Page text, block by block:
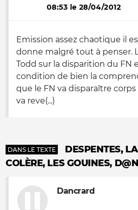
08:53 le 28/04/2012
Emission assez chaotique il
donne malgré tout à penser.
Todd sur la disparition du FN
condition de bien la
que le FN va disparaître
va reve(...)
DANS LE TEXTE
DESPENTES,
COLÈRE, LES GOUINES,
Dancrard